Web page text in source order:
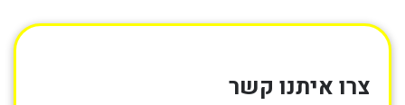
צרו איתנו קשר